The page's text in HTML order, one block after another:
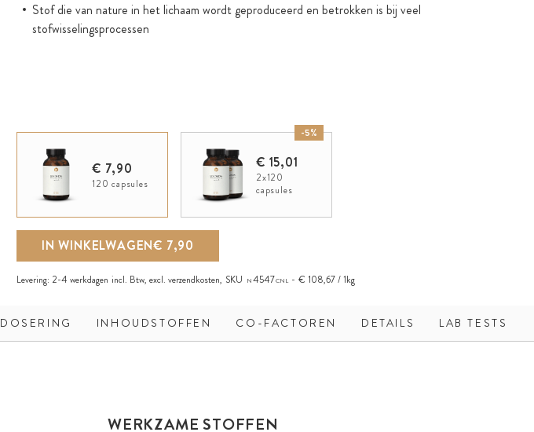
Stof die van nature in het lichaam wordt geproduceerd en betrokken is bij veel
stofwisselingsprocessen
€ 7,90
120 capsules
-5%
€ 15,01
2x120
capsules
IN WINKELWAGEN€ 7,90
Levering: 2-4 werkdagen incl. Btw, excl. verzendkosten, SKU N4547CNL € 108,67 / 1kg
DOSERING INHOUDSTOFFEN CO-FACTOREN DETAILS LAB TESTS
WERKZAME STOFFEN